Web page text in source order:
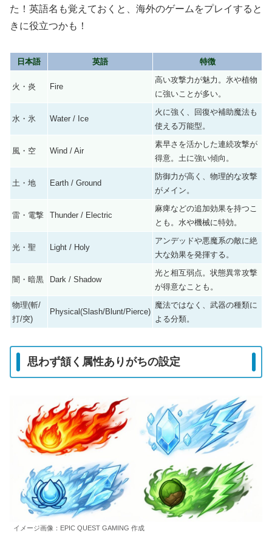
た！英語名も覚えておくと、海外のゲームをプレイすると
きに役立つかも！
日本語 英語 特徴
火・炎 Fire
高い攻撃力が魅力。氷や植物
に強いことが多い。
水・氷 Water / Ice
火に強く、回復や補助魔法も
使える万能型。
風・空 Wind / Air
素早さを活かした連続攻撃が
得意。土に強い傾向。
土・地 Earth / Ground
防御力が高く、物理的な攻撃
がメイン。
雷・電撃 Thunder / Electric
麻痺などの追加効果を持つこ
とも。水や機械に特効。
光・聖 Light / Holy
アンデッドや悪魔系の敵に絶
大な効果を発揮する。
闇・暗黒 Dark / Shadow
光と相互弱点。状態異常攻撃
が得意なことも。
物理(斬/
打/突)
Physical(Slash/Blunt/Pierce)
魔法ではなく、武器の種類に
よる分類。
思わず頷く属性ありがちの設定
イメージ画像：EPIC QUEST GAMING 作成